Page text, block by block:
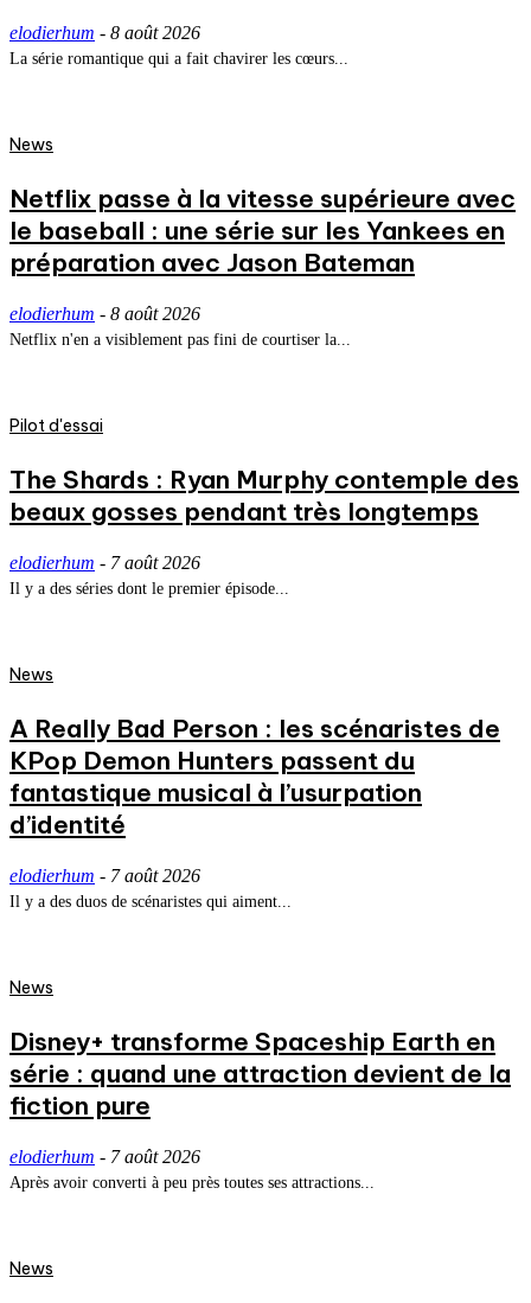
elodierhum - 8 août 2026
La série romantique qui a fait chavirer les cœurs...
News
Netflix passe à la vitesse supérieure avec
le baseball : une série sur les Yankees en
préparation avec Jason Bateman
elodierhum - 8 août 2026
Netflix n'en a visiblement pas fini de courtiser la...
Pilot d'essai
The Shards : Ryan Murphy contemple des
beaux gosses pendant très longtemps
elodierhum - 7 août 2026
Il y a des séries dont le premier épisode...
News
A Really Bad Person : les scénaristes de
KPop Demon Hunters passent du
fantastique musical à l’usurpation
d’identité
elodierhum - 7 août 2026
Il y a des duos de scénaristes qui aiment...
News
Disney+ transforme Spaceship Earth en
série : quand une attraction devient de la
fiction pure
elodierhum - 7 août 2026
Après avoir converti à peu près toutes ses attractions...
News